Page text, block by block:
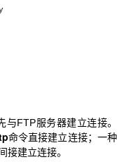
FTP服务器建立连接。
命令直接建立连接；一种
接建立连接。